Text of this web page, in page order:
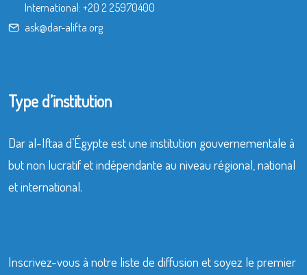
International: +20 2 25970400
ask@dar-alifta.org
Type d’institution
Dar al-Iftaa d’Égypte est une institution gouvernementale à
but non lucratif et indépendante au niveau régional, national
et international.
Inscrivez-vous à notre liste de diffusion et soyez le premier